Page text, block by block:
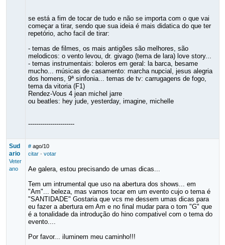
se está a fim de tocar de tudo e não se importa com o que vai
começar a tirar, sendo que sua ideia é mais didatica do que ter
repetório, acho facil de tirar:
- temas de filmes, os mais antigões são melhores, são
melodicos: o vento levou, dr. givago (tema de lara) love story...
- temas instrumentais: boleros em geral: la barca, besame
mucho... músicas de casamento: marcha nupcial, jesus alegria
dos homens, 9ª sinfonia... temas de tv: carrugagens de fogo,
tema da vitoria (F1)
Rendez-Vous 4 jean michel jarre
ou beatles: hey jude, yesterday, imagine, michelle
-----------------------
Sud
ario
Veter
ano
# ago/10
citar· votar
Ae galera, estou precisando de umas dicas...
Tem um intrumental que uso na abertura dos shows... em
"Am"... beleza, mas vamos tocar em um evento cujo o tema é
"SANTIDADE" Gostaria que vcs me dessem umas dicas para
eu fazer a abertura em Am e no final mudar para o tom "G" que
é a tonalidade da introdução do hino compativel com o tema do
evento....
Por favor... iluminem meu caminho!!!